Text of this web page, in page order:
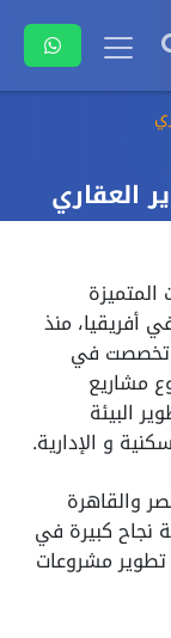
العقاري
أفريقيا، منذ
تخصصت في
مشاريع
البيئة
و الإدارية.
والقاهرة
نجاح كبيرة في
مشروعات